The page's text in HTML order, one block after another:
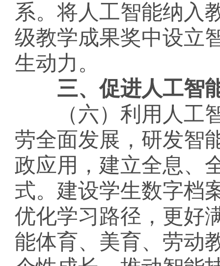
系。将人工智能纳入
级教学成果奖中设立
生动力。
三、促进人工智
（六）利用人工智
劳全面发展，研发智
政应用，建立全息、
式。建设学生数字档
优化学习路径，更好
能体育、美育、劳动